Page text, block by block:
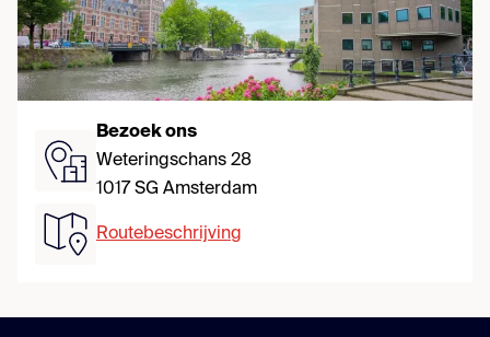
Bezoek ons
Weteringschans 28
1017 SG Amsterdam
Routebeschrijving